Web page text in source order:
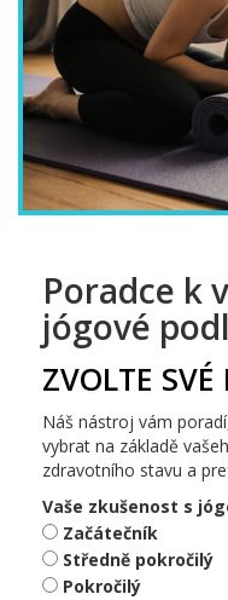
Poradce k
jógové
ZVOLTE SVÉ
Náš nástroj vám
vybrat na základě
zdravotního stavu a
Vaše zkušenost s
Začátečník
Středně pokročilý
Pokročilý